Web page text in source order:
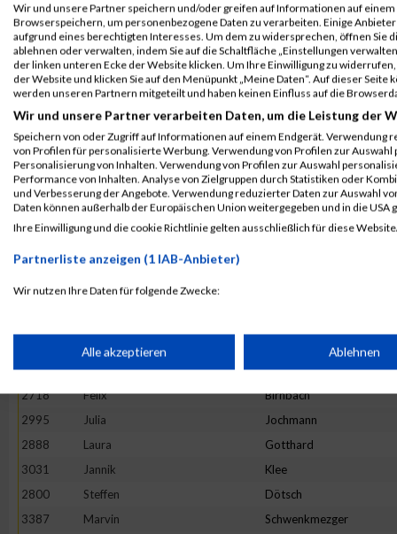
3465
Maurice Voss
3392
Sonja Siebenborn
3270
Marike Reger
3149
Mario Martini
2656
Mischka Anastasini
3328
Fabian Scheel
2879
Eva Gleis
2897
Lara Grinzoff
2934
Claudius Helf
2676
Ellen
Sascha
3111
Kai Leibisch
2718
Felix Birnbach
2995
Julia Jochmann
2888
Laura Gotthard
3031
Jannik Klee
2800
Steffen Dötsch
3387
Marvin Schwenkmezger
Wir und unsere Partner speichern und/oder greifen auf Informationen auf einem
Browserspeichern, um personenbezogene Daten zu verarbeiten. Einige
aufgrund eines berechtigten Interesses. Um dem zu widersprechen, öffnen Sie
ablehnen oder verwalten, indem Sie auf die Schaltfläche „Einstellungen
der linken unteren Ecke der Website klicken. Um Ihre Einwilligung zu
der Website und klicken Sie auf den Menüpunkt „Meine Daten“. Auf dieser
werden unseren Partnern mitgeteilt und haben keinen Einfluss auf die
Wir und unsere Partner verarbeiten Daten, um die Leistung der
Speichern von oder Zugriff auf Informationen auf einem Endgerät. Verwendung
von Profilen für personalisierte Werbung. Verwendung von Profilen zur
Personalisierung von Inhalten. Verwendung von Profilen zur Auswahl
Performance von Inhalten. Analyse von Zielgruppen durch Statistiken oder
und Verbesserung der Angebote. Verwendung reduzierter Daten zur Auswahl
Daten können außerhalb der Europäischen Union weitergegeben und in die USA
Ihre Einwilligung und die cookie Richtlinie gelten ausschließlich für diese
Partnerliste anzeigen (1 IAB-Anbieter)
Wir nutzen Ihre Daten für folgende Zwecke:
Speichern von oder Zugriff auf Informationen auf einem
Verwendung reduzierter Daten zur Auswahl von Werbeanzeigen
Verwendung von Profilen zur Auswahl personalisierter Werbung
Alle akzeptieren Ablehnen